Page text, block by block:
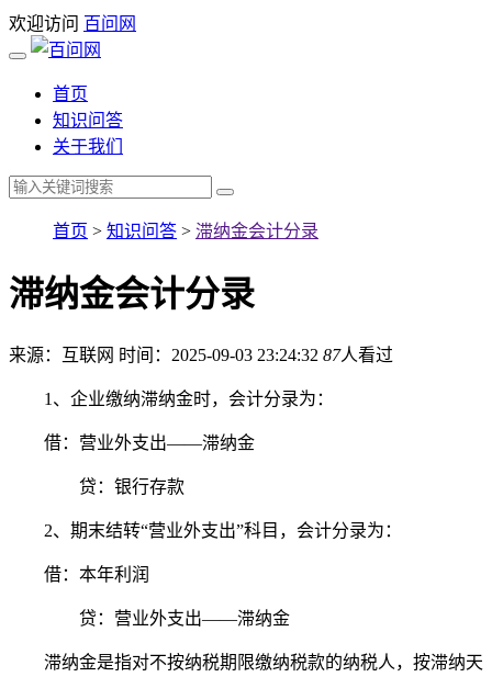
欢迎访问 百问网
首页
知识问答
关于我们
首页 > 知识问答 > 滞纳金会计分录
滞纳金会计分录
来源：互联网 时间：2025-09-03 23:24:32 87人看过
1、企业缴纳滞纳金时，会计分录为：
借：营业外支出——滞纳金
贷：银行存款
2、期末结转“营业外支出”科目，会计分录为：
借：本年利润
贷：营业外支出——滞纳金
滞纳金是指对不按纳税期限缴纳税款的纳税人，按滞纳天